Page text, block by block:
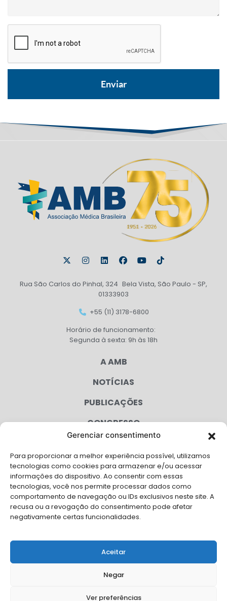
Gerenciar consentimento
Para proporcionar a melhor experiência possível, utilizamos
tecnologias como cookies para armazenar e/ou acessar
informações do dispositivo. Ao consentir com essas
tecnologias, você nos permite processar dados como
comportamento de navegação ou IDs exclusivos neste site. A
recusa ou a revogação do consentimento pode afetar
negativamente certas funcionalidades.
Aceitar
Negar
Ver preferências
Rua São Carlos do Pinhal, 324 Bela Vista, São Paulo - SP,
01333903
+55 (11) 3178-6800
Horário de funcionamento:
Segunda à sexta: 9h às 18h
A AMB
NOTÍCIAS
PUBLICAÇÕES
CONGRESSO
CAMPANHAS
SERVIÇOS
FILIADAS
FALE CONOSCO
Solicite Apoio Institucional da AMB para o seu evento